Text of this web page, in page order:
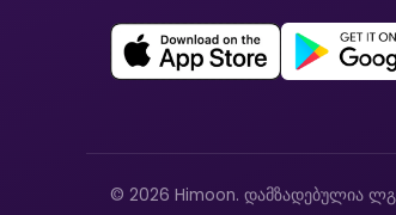
© 2026 Himoon. დამზადებულია